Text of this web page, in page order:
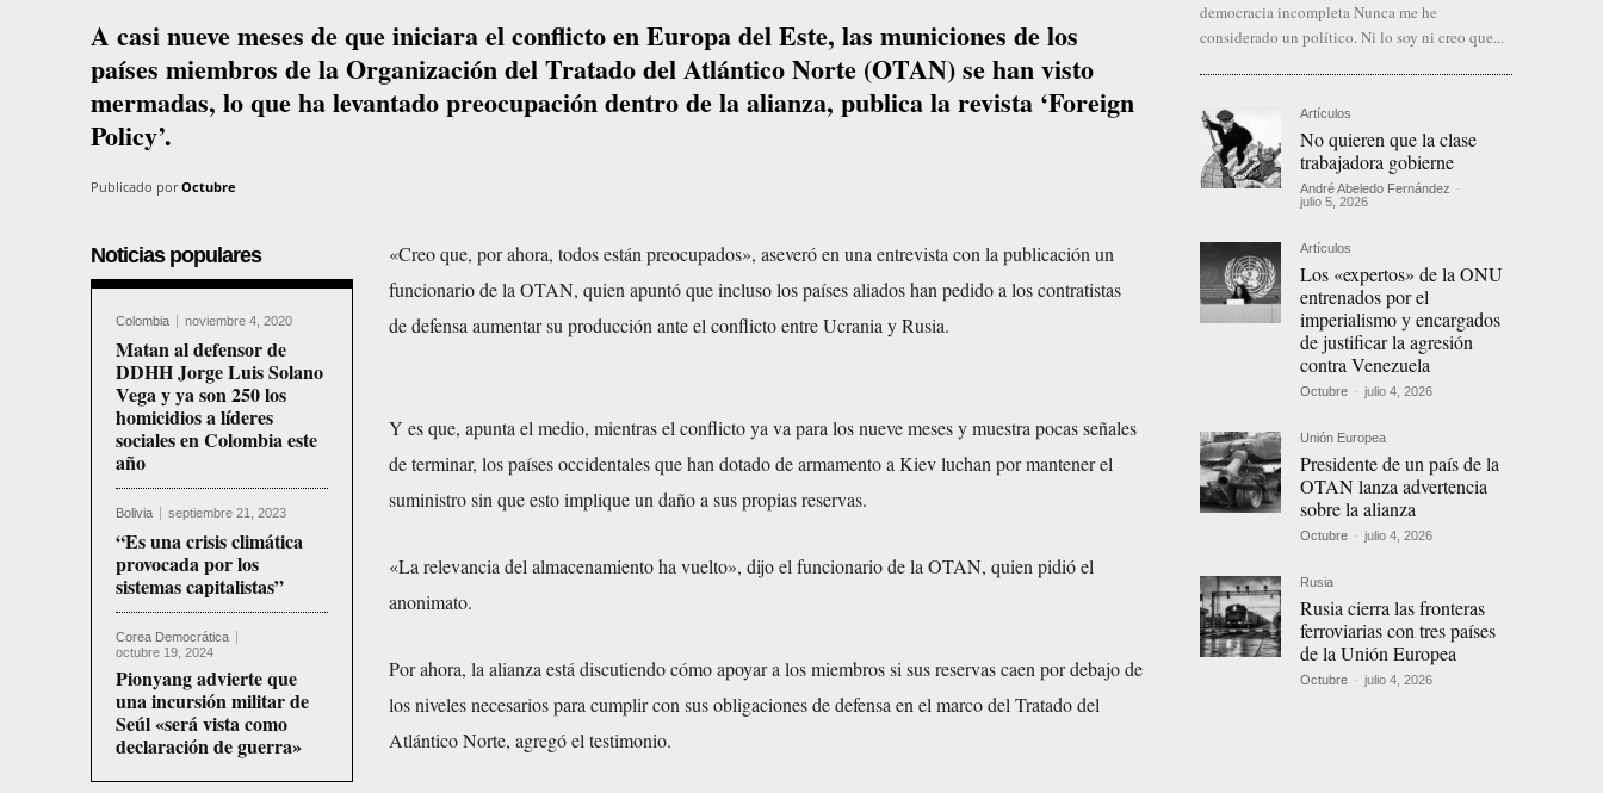
A casi nueve meses de que iniciara el conflicto en Europa del Este, las municiones de los
países miembros de la Organización del Tratado del Atlántico Norte (OTAN) se han visto
mermadas, lo que ha levantado preocupación dentro de la alianza, publica la revista ‘Foreign
Policy’.
Publicado por Octubre
Noticias populares
Colombia noviembre 4, 2020
Matan al defensor de
DDHH Jorge Luis Solano
Vega y ya son 250 los
homicidios a líderes
sociales en Colombia este
año
Bolivia septiembre 21, 2023
“Es una crisis climática
provocada por los
sistemas capitalistas”
Corea Democrática
octubre 19, 2024
Pionyang advierte que
una incursión militar de
Seúl «será vista como
declaración de guerra»
«Creo que, por ahora, todos están preocupados», aseveró en una entrevista con la publicación un
funcionario de la OTAN, quien apuntó que incluso los países aliados han pedido a los contratistas
de defensa aumentar su producción ante el conflicto entre Ucrania y Rusia.
Y es que, apunta el medio, mientras el conflicto ya va para los nueve meses y muestra pocas señales
de terminar, los países occidentales que han dotado de armamento a Kiev luchan por mantener el
suministro sin que esto implique un daño a sus propias reservas.
«La relevancia del almacenamiento ha vuelto», dijo el funcionario de la OTAN, quien pidió el
anonimato.
Por ahora, la alianza está discutiendo cómo apoyar a los miembros si sus reservas caen por debajo de
los niveles necesarios para cumplir con sus obligaciones de defensa en el marco del Tratado del
Atlántico Norte, agregó el testimonio.
democracia incompleta Nunca me he
considerado un político. Ni lo soy ni creo que...
Artículos
No quieren que la clase
trabajadora gobierne
André Abeledo Fernández -
julio 5, 2026
Artículos
Los «expertos» de la ONU
entrenados por el
imperialismo y encargados
de justificar la agresión
contra Venezuela
Octubre - julio 4, 2026
Unión Europea
Presidente de un país de la
OTAN lanza advertencia
sobre la alianza
Octubre - julio 4, 2026
Rusia
Rusia cierra las fronteras
ferroviarias con tres países
de la Unión Europea
Octubre - julio 4, 2026